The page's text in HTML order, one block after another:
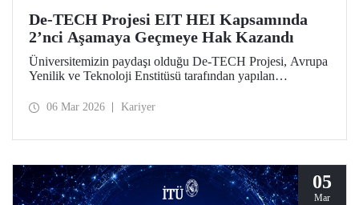
De-TECH Projesi EIT HEI Kapsamında
2’nci Aşamaya Geçmeye Hak Kazandı
Üniversitemizin paydaşı olduğu De-TECH Projesi, Avrupa
Yenilik ve Teknoloji Enstitüsü tarafından yapılan
bulundu.
06 Mar 2026 Kariyer
05
Mar